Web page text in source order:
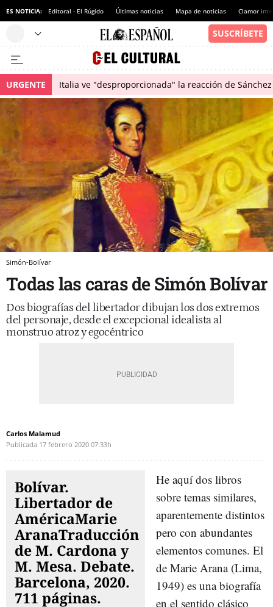
ES NOTICIA: Editoral - El Rúgido Últimas noticias Mapa de noticias Clamor
URGENTE Italia ve "desproporcionada" la reacción de
Simón-Bolívar
Todas las caras de Simón Bolívar
Dos biografías del libertador dibujan los dos extremos
del personaje, desde el excepcional idealista al
monstruo atroz y egocéntrico
Carlos Malamud
Publicada 17 febrero 2020 07:33h
Bolívar.
Libertador de
AméricaMarie
AranaTraducción
de M. Cardona y
M. Mesa. Debate.
Barcelona, 2020.
711 páginas.
He aquí dos libros
sobre temas similares,
aparentemente distintos
pero con abundantes
elementos comunes. El
de Marie Arana (Lima,
1949) es una biografía
en el sentido clásico